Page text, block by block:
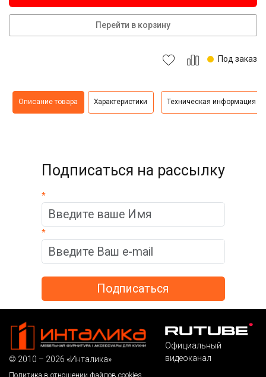
Перейти в корзину
Под заказ
Описание товара Характеристики Техническая информация
Подписаться на рассылку
*
*
© 2010 – 2026 «Инталика»
Политика в отношении файлов cookies
Официальный
видеоканал